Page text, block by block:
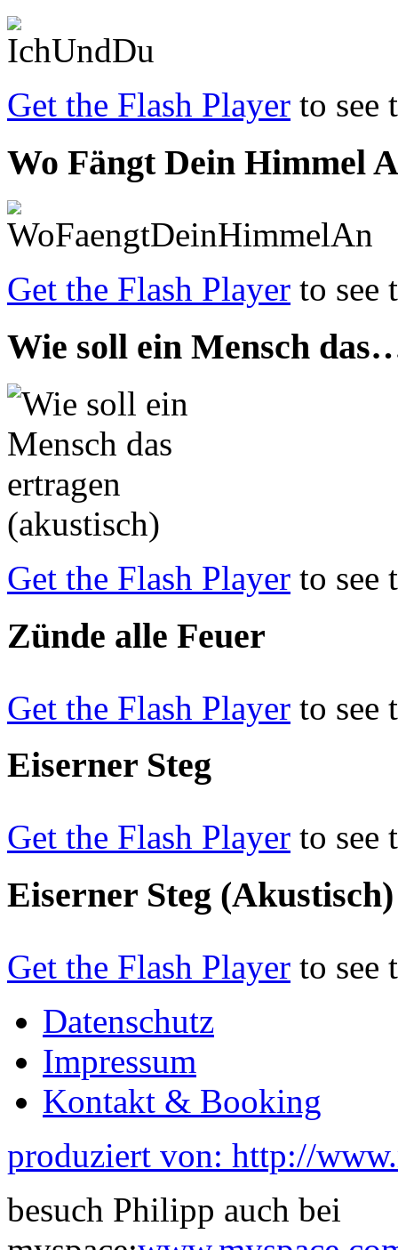
Get the Flash Player to see
Wo Fängt Dein Himmel
Get the Flash Player to see
Wie soll ein Mensch
Get the Flash Player to see
Zünde alle Feuer
Get the Flash Player to see
Eiserner Steg
Get the Flash Player to see
Eiserner Steg (Akustisch)
Get the Flash Player to see
Datenschutz
Impressum
Kontakt & Booking
produziert von: http://
besuch Philipp auch bei